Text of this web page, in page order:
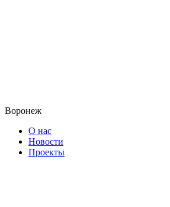
Воронеж
О нас
Новости
Проекты